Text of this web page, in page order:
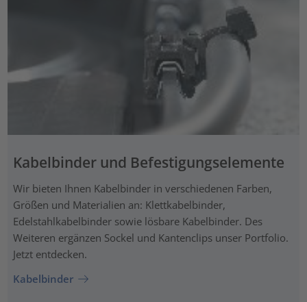
Kabelbinder und Befestigungselemente
Wir bieten Ihnen Kabelbinder in verschiedenen Farben,
Größen und Materialien an: Klettkabelbinder,
Edelstahlkabelbinder sowie lösbare Kabelbinder. Des
Weiteren ergänzen Sockel und Kantenclips unser Portfolio.
Jetzt entdecken.
Kabelbinder